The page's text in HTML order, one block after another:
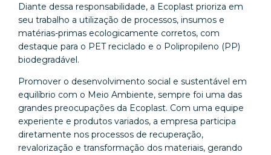
Diante dessa responsabilidade, a Ecoplast prioriza em
seu trabalho a utilização de processos, insumos e
matérias-primas ecologicamente corretos, com
destaque para o PET reciclado e o Polipropileno (PP)
biodegradável.
Promover o desenvolvimento social e sustentável em
equilíbrio com o Meio Ambiente, sempre foi uma das
grandes preocupações da Ecoplast. Com uma equipe
experiente e produtos variados, a empresa participa
diretamente nos processos de recuperação,
revalorização e transformação dos materiais, gerando